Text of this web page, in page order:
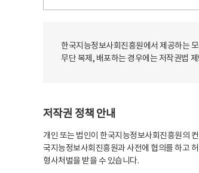
한국지능정보사회진흥원에서 제공하는
무단 복제, 배포하는 경우에는 저작권법
저작권 정책 안내
개인 또는 법인이 한국지능정보사회진흥원의
국지능정보사회진흥원과 사전에 협의를 하고
형사처벌을 받을 수 있습니다.